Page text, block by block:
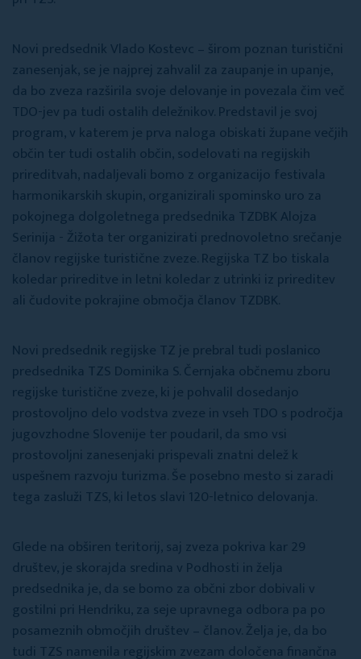
Novi predsednik Vlado Kostevc – širom poznan turistični
zanesenjak, se je najprej zahvalil za zaupanje in upanje,
da bo zveza razširila svoje delovanje in povezala čim več
TDO-jev pa tudi ostalih deležnikov. Predstavil je svoj
program, v katerem je prva naloga obiskati župane večjih
občin ter tudi ostalih občin, sodelovati na regijskih
prireditvah, nadaljevali bomo z organizacijo festivala
harmonikarskih skupin, organizirali spominsko uro za
pokojnega dolgoletnega predsednika TZDBK Alojza
Serinija - Žižota ter organizirati prednovoletno srečanje
članov regijske turistične zveze. Regijska TZ bo tiskala
koledar prireditve in letni koledar z utrinki iz prireditev
ali čudovite pokrajine območja članov TZDBK.
Novi predsednik regijske TZ je prebral tudi poslanico
predsednika TZS Dominika S. Černjaka občnemu zboru
regijske turistične zveze, ki je pohvalil dosedanjo
prostovoljno delo vodstva zveze in vseh TDO s področja
jugovzhodne Slovenije ter poudaril, da smo vsi
prostovoljni zanesenjaki prispevali znatni delež k
uspešnem razvoju turizma. Še posebno mesto si zaradi
tega zasluži TZS, ki letos slavi 120-letnico delovanja.
Glede na obširen teritorij, saj zveza pokriva kar 29
društev, je skorajda sredina v Podhosti in želja
predsednika je, da se bomo za občni zbor dobivali v
gostilni pri Hendriku, za seje upravnega odbora pa po
posameznih območjih društev – članov. Želja je, da bo
tudi TZS namenila regijskim zvezam določena finančna